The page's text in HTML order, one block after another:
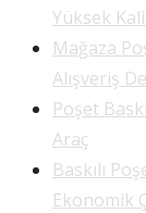
Yüksek
Mağaza
Alışveriş
Poşet
Araç
Baskılı
Ekonomik